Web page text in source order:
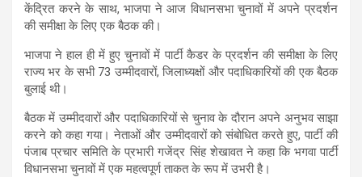
केंद्रित करने के साथ, भाजपा ने आज विधानसभा चुनावों में अपने प्रदर्शन
की समीक्षा के लिए एक बैठक की।
भाजपा ने हाल ही में हुए चुनावों में पार्टी कैडर के प्रदर्शन की समीक्षा के लिए
राज्य भर के सभी 73 उम्मीदवारों, जिलाध्यक्षों और पदाधिकारियों की एक बैठक
बुलाई थी।
बैठक में उम्मीदवारों और पदाधिकारियों से चुनाव के दौरान अपने अनुभव साझा
करने को कहा गया। नेताओं और उम्मीदवारों को संबोधित करते हुए, पार्टी की
पंजाब प्रचार समिति के प्रभारी गजेंद्र सिंह शेखावत ने कहा कि भगवा पार्टी
विधानसभा चुनावों में एक महत्वपूर्ण ताकत के रूप में उभरी है।